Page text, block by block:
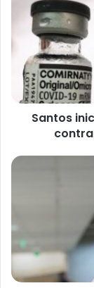
aplicação
vacina
bivalente
contra
covid-
nesta terça-
Santos
Populacionismo